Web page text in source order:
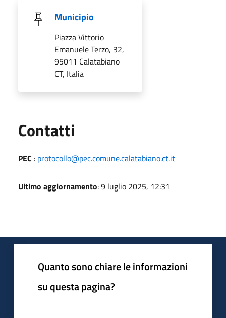
Municipio
Piazza Vittorio
Emanuele Terzo, 32,
95011 Calatabiano
CT, Italia
Contatti
PEC : protocollo@pec.comune.calatabiano.ct.it
Ultimo aggiornamento: 9 luglio 2025, 12:31
Quanto sono chiare le informazioni
su questa pagina?